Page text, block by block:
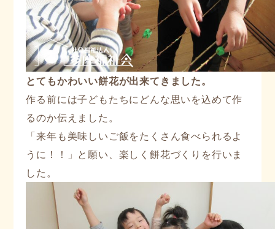
とてもかわいい餅花が出来てきました。
作る前には子どもたちにどんな思いを込めて作
るのか伝えました。
「来年も美味しいご飯をたくさん食べられるよ
うに！！」と願い
、楽しく餅花づくりを行いま
した。